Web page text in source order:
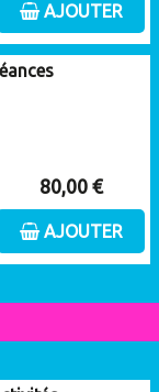
AJOUTER
80,00 €
AJOUTER